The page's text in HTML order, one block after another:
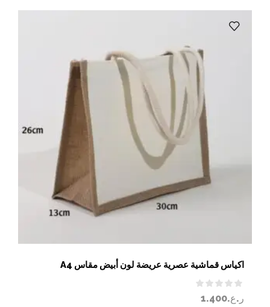
اكياس قماشية عصرية عريضة لون أبيض مقاس A4
ر.ع.1.400